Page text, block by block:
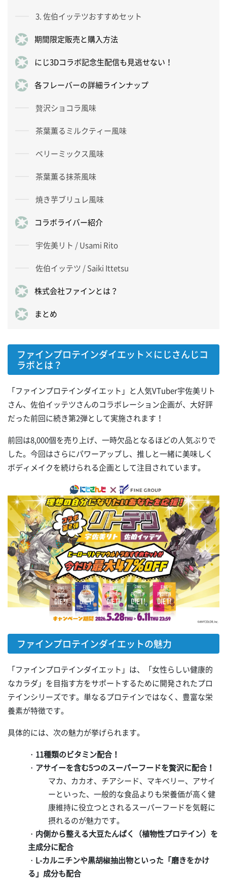
3. 佐伯イッテツおすすめセット
期間限定販売と購入方法
にじ3Dコラボ記念生配信も見逃せない！
各フレーバーの詳細ラインナップ
贅沢ショコラ風味
茶葉薫るミルクティー風味
ベリーミックス風味
茶葉薫る抹茶風味
焼き芋ブリュレ風味
コラボライバー紹介
宇佐美リト / Usami Rito
佐伯イッテツ / Saiki Ittetsu
株式会社ファインとは？
まとめ
ファインプロテインダイエット×にじさんじコ
ラボとは？
「ファインプロテインダイエット」と人気VTuber宇佐美リト
さん、佐伯イッテツさんのコラボレーション企画が、大好評
だった前回に続き第2弾として実施されます！
前回は8,000個を売り上げ、一時欠品となるほどの人気ぶりで
した。今回はさらにパワーアップし、推しと一緒に美味しく
ボディメイクを続けられる企画として注目されています。
ファインプロテインダイエットの魅力
「ファインプロテインダイエット」は、「女性らしい健康的
なカラダ」を目指す方をサポートするために開発されたプロ
テインシリーズです。単なるプロテインではなく、豊富な栄
養素が特徴です。
具体的には、次の魅力が挙げられます。
・ 11種類のビタミン配合！
・ アサイーを含む5つのスーパーフードを贅沢に配合！
マカ、カカオ、チアシード、マキベリー、アサイ
ーといった、一般的な食品よりも栄養価が高く健
康維持に役立つとされるスーパーフードを気軽に
摂れるのが魅力です。
・ 内側から整える大豆たんぱく（植物性プロテイン）を
主成分に配合
・ L-カルニチンや黒胡椒抽出物といった「磨きをかけ
る」成分も配合